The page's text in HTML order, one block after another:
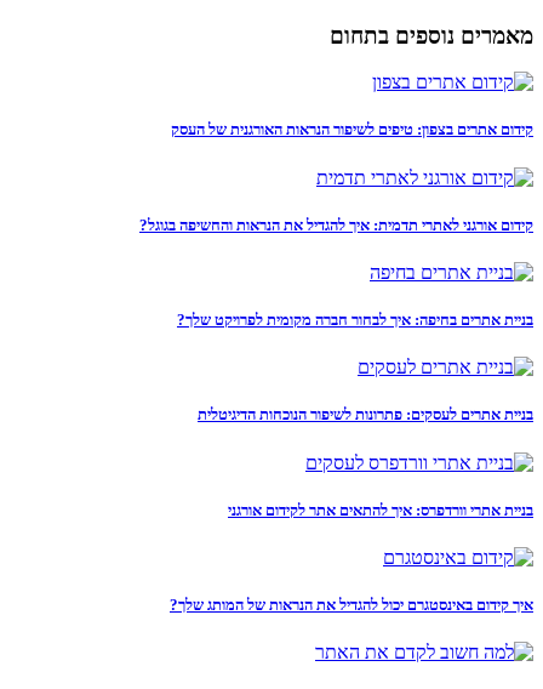
מאמרים נוספים בתחום
קידום אתרים בצפון: טיפים לשיפור הנראות האורגנית של העסק
קידום אורגני לאתרי תדמית: איך להגדיל את הנראות והחשיפה בגוגל?
בניית אתרים בחיפה: איך לבחור חברה מקומית לפרויקט שלך?
בניית אתרים לעסקים: פתרונות לשיפור הנוכחות הדיגיטלית
בניית אתרי וורדפרס: איך להתאים אתר לקידום אורגני
איך קידום באינסטגרם יכול להגדיל את הנראות של המותג שלך?